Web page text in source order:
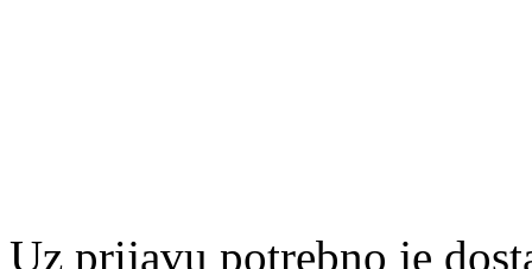
Uz prijavu potrebno je